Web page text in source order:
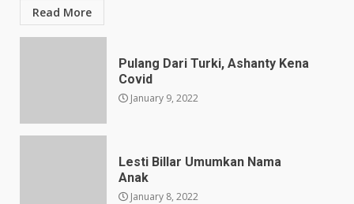
Read More
Pulang Dari Turki, Ashanty Kena
Covid
January 9, 2022
Lesti Billar Umumkan Nama
Anak
January 8, 2022